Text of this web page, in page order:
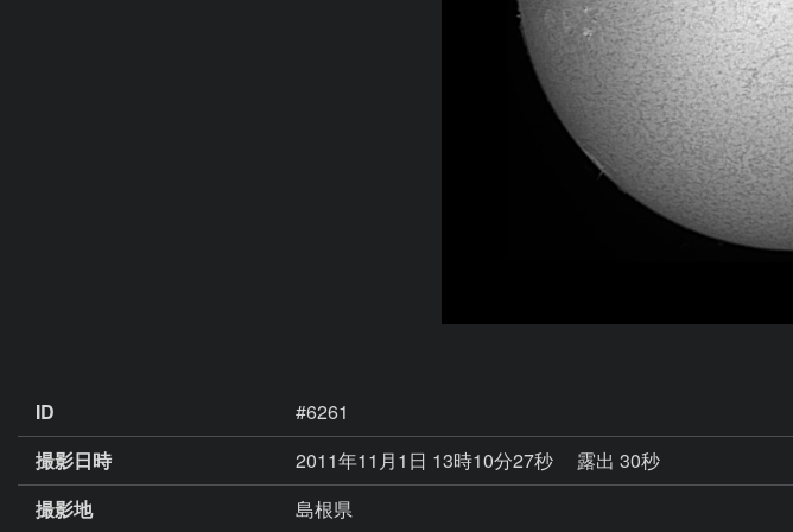
ID
#6261
撮影日時
2011年11月1日 13時10分27秒
露出 30秒
撮影地
島根県